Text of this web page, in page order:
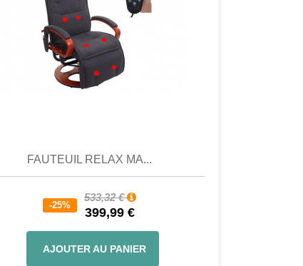
FAUTEUIL RELAX MA...
-25%
533,32 €
399,99 €
AJOUTER AU PANIER